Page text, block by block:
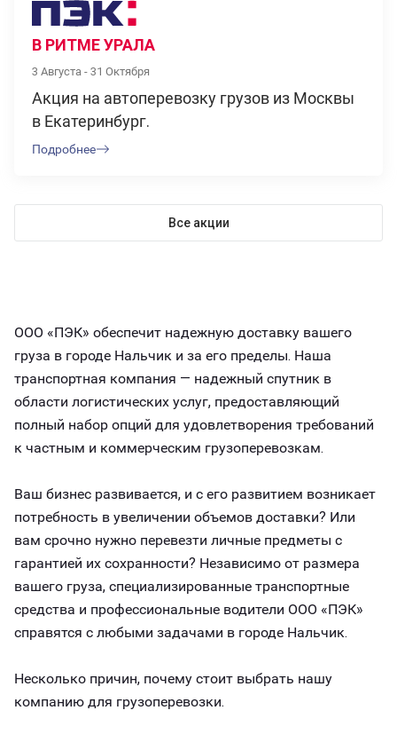
В РИТМЕ УРАЛА
3 Августа - 31 Октября
Акция на автоперевозку грузов из Москвы
в Екатеринбург.
Подробнее
Все акции
ООО «ПЭК» обеспечит надежную доставку вашего
груза в городе Нальчик и за его пределы. Наша
транспортная компания — надежный спутник в
области логистических услуг, предоставляющий
полный набор опций для удовлетворения требований
к частным и коммерческим грузоперевозкам.
Ваш бизнес развивается, и с его развитием возникает
потребность в увеличении объемов доставки? Или
вам срочно нужно перевезти личные предметы с
гарантией их сохранности? Независимо от размера
вашего груза, специализированные транспортные
средства и профессиональные водители ООО «ПЭК»
справятся с любыми задачами в городе Нальчик.
Несколько причин, почему стоит выбрать нашу
компанию для грузоперевозки.